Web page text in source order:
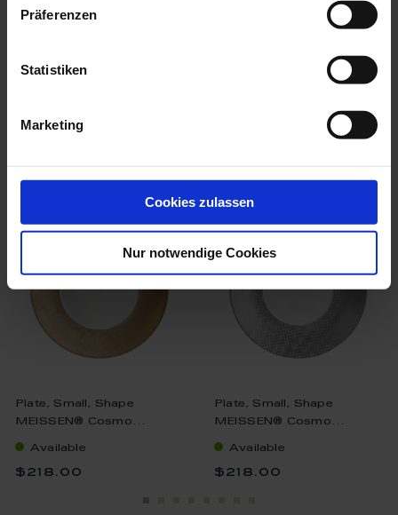
Präferenzen
Statistiken
Marketing
Cookies zulassen
Nur notwendige Cookies
$437.00
Dinner Plate, Large,
Plate, Small, Shape
MEISSEN® Cosmo...
Available
$218.00
Plate, Small, Shape
MEISSEN® Cosmo...
Available
$218.00